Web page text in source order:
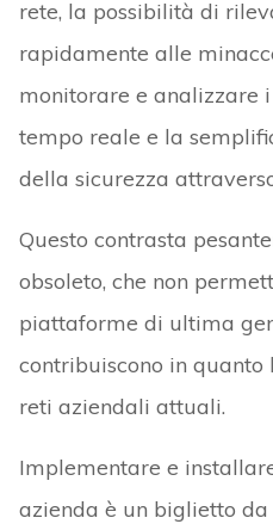
rete, la possibilità di
rapidamente alle
monitorare e analizzare
tempo reale e la
della sicurezza
Questo contrasta
obsoleto, che non
piattaforme di ultima
contribuiscono in
reti aziendali attuali.
Implementare e
azienda è un biglietto